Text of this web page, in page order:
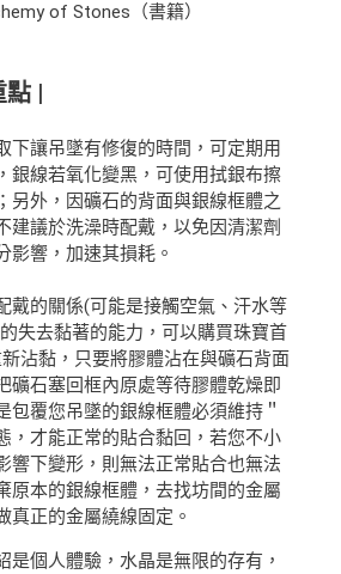
of Stones（書籍）
點 |
下讓吊墜有修復的時間，可定期用
銀線若氧化變黑，可使用拭銀布擦
另外，因礦石的背面與銀線框體之
建議於洗澡時配戴，以免因清潔劑
影響，加速其損耗。
戴的關係(可能是接觸空氣、汗水等
失去黏著的能力，可以購買珠寶首
沾黏，只要將膠體沾在與礦石背面
礦石塞回框內原處等待膠體乾燥即
包覆您吊墜的銀線框體必須維持＂
，才能正常的貼合黏回，若您不小
響下變形，則無法正常貼合也無法
原本的銀線框體，去找坊間的金屬
真正的金屬繞線固定。
是個人體驗，水晶是無限的存有，